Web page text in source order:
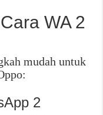
WA 2
mudah untuk
2